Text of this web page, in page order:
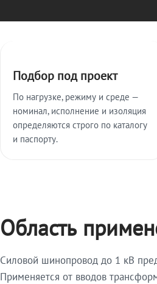
Подбор под проект
По нагрузке, режиму и среде —
номинал, исполнение и изоляция
определяются строго по каталогу
и паспорту.
Область
Силовой шинопровод до 1 кВ
Применяется от вводов